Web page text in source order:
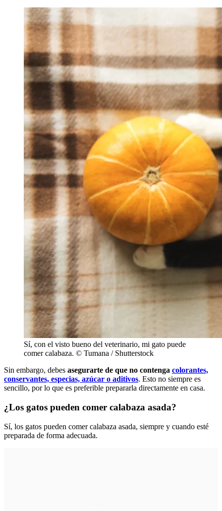
Sí, con el visto bueno del veterinario, mi gato puede
comer calabaza. © Tumana / Shutterstock
Sin embargo, debes asegurarte de que no contenga colorantes,
conservantes, especias, azúcar o aditivos. Esto no siempre es
sencillo, por lo que es preferible prepararla directamente en casa.
¿Los gatos pueden comer calabaza asada?
Sí, los gatos pueden comer calabaza asada, siempre y cuando esté
preparada de forma adecuada.